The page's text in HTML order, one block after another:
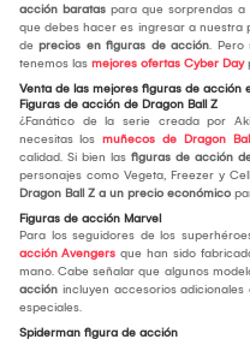
acción baratas para que sorprendas
que debes hacer es ingresar a nuestra
de precios en figuras de acción. Pero
tenemos las mejores ofertas Cyber Day
Venta de las mejores figuras de acción
Figuras de acción de Dragon Ball Z
¿Fanático de la serie creada por
necesitas los muñecos de Dragon
calidad. Si bien las figuras de acción
personajes como Vegeta, Freezer y
Dragon Ball Z a un precio económico
Figuras de acción Marvel
Para los seguidores de los
acción Avengers que han sido
mano. Cabe señalar que algunos
acción incluyen accesorios
especiales.
Spiderman figura de acción